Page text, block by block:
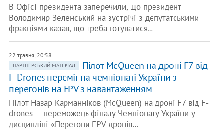
В Офісі президента заперечили, що президент
Володимир Зеленський на зустрічі з депутатськими
фракціями казав, що треба готуватися…
22 травня, 20:58
ПАРТНЕРСЬКИЙ МАТЕРІАЛ
Пілот McQueen на дроні F7 від
F-Drones переміг на чемпіонаті України з
перегонів на FPV з навантаженням
Пілот Назар Карманніков (McQueen) на дроні F7 від F-
drones — переможець фіналу Чемпіонату України у
дисципліні «Перегони FPV-дронів…